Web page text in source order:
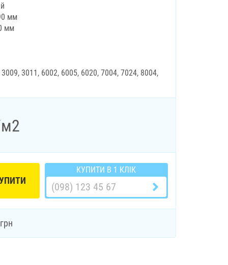
мм
мм
3011, 6002, 6005, 6020, 7004, 7024, 8004,
КУПИТИ В 1 КЛІК
грн